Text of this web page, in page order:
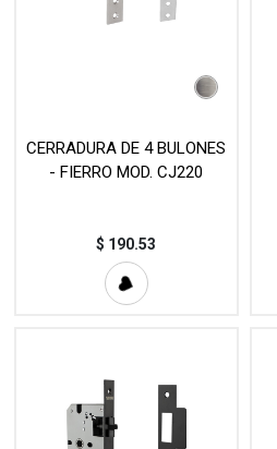
CERRADURA DE 4 BULONES
- FIERRO MOD. CJ220
$ 190.53